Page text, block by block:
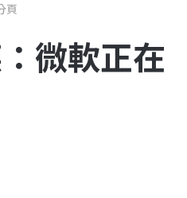
頁
微軟正在